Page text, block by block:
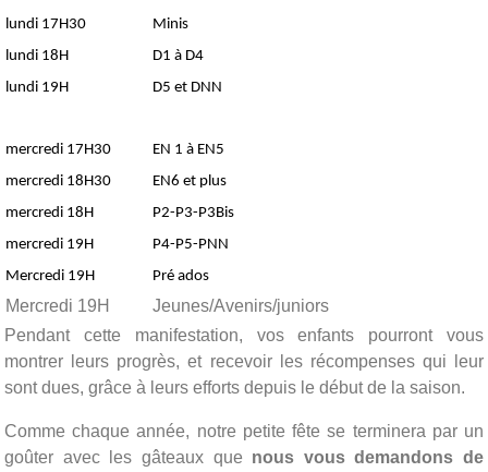
lundi 17H30
Minis
lundi 18H
D1 à D4
lundi 19H
D5 et DNN
mercredi 17H30
EN 1 à EN5
mercredi 18H30
EN6 et plus
mercredi 18H
P2-P3-P3Bis
mercredi 19H
P4-P5-PNN
Mercredi 19H
Pré ados
Mercredi 19H
Jeunes/Avenirs/juniors
Pendant cette manifestation, vos enfants pourront vous
montrer leurs progrès, et recevoir les récompenses qui leur
sont dues, grâce à leurs efforts depuis le début de la saison.
Comme chaque année, notre petite fête se terminera par un
goûter avec les gâteaux que nous vous demandons de